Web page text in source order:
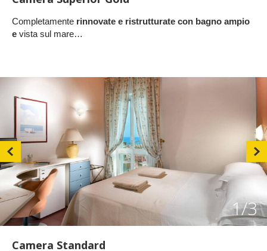
Completamente rinnovate e ristrutturate con bagno ampio
e vista sul mare…
1/3
Camera Standard